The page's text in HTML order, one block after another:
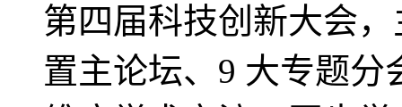
第四届科技创新大会
置主论坛、9 大专题分